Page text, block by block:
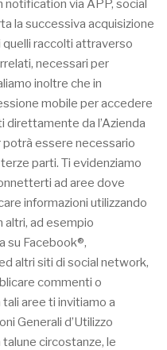
via APP, social
la successiva acquisizione
quelli raccolti attraverso
necessari per
inoltre che in
mobile per accedere
da l’Azienda
essere necessario
parti. Ti evidenziamo
ad aree dove
informazioni utilizzando
altri, ad esempio
su Facebook®,
altri siti di social network,
commenti o
aree ti invitiamo a
Generali d’Utilizzo
circostanze, le